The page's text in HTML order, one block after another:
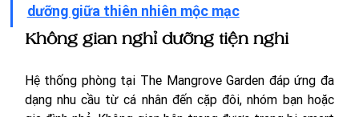
dưỡng giữa thiên nhiên mộc mạc
Không gian nghỉ dưỡng tiện nghi
Hệ thống phòng tại The Mangrove Garden đáp ứng đa
dạng nhu cầu từ cá nhân đến cặp đôi, nhóm bạn hoặc